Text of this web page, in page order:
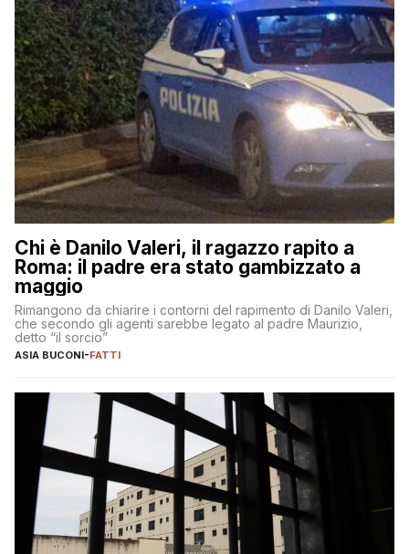
Chi è Danilo Valeri, il ragazzo rapito a
Roma: il padre era stato gambizzato a
maggio
Rimangono da chiarire i contorni del rapimento di Danilo Valeri,
che secondo gli agenti sarebbe legato al padre Maurizio,
detto “il sorcio”
ASIA BUCONI-FATTI